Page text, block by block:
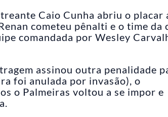
Caio Cunha abriu o placar
cometeu pênalti e o time da
comandada por Wesley
assinou outra penalidade
foi anulada por invasão), o
o Palmeiras voltou a se impor e